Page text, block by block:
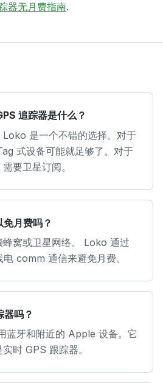
器无月费指南.
追踪器是什么？
Loko 是一个不错的选择。对于
式设备可能就足够了。对于
要卫星订阅。
月费吗？
蜂窝或卫星网络。 Loko 通过
comm 通信来避免月费。
吗？
蓝牙和附近的 Apple 设备。它
时 GPS 跟踪器。